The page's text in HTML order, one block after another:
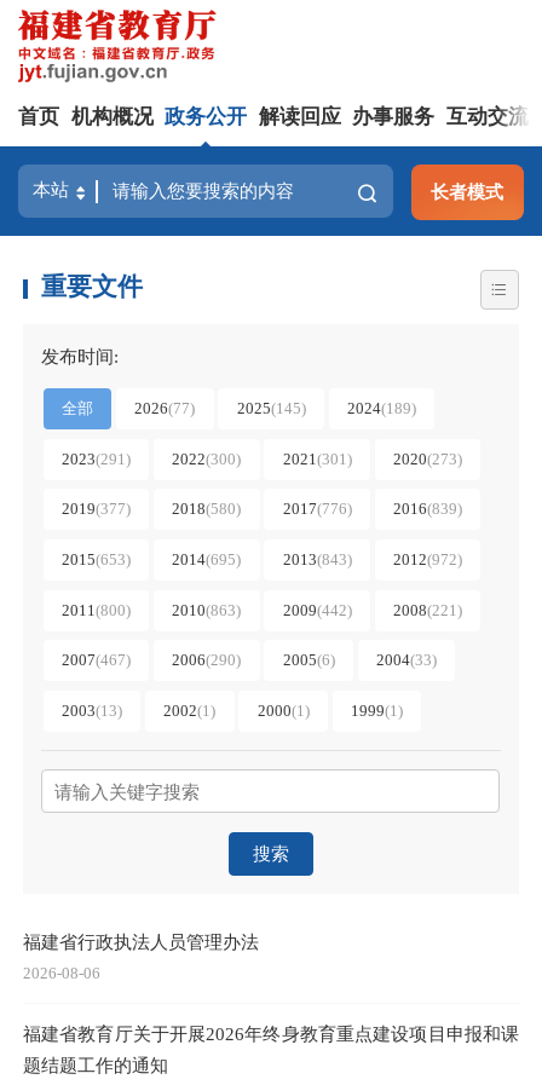
首页 机构概况 政务公开 解读回应 办事服务 互动交流
长者模式
重要文件
发布时间:
全部 2026(77) 2025(145) 2024(189)
2023(291) 2022(300) 2021 (301 ) 2020(273)
2019(377) 2018(580) 2017(776) 2016(839)
2015(653) 2014(695) 2013(843) 2012(972)
2011(800) 2010(863) 2009(442) 2008(221 )
2007(467) 2006(290) 2005(6) 2004(33)
2003(13) 2002(1) 2000(1 ) 1999(1 )
搜索
福建省行政执法人员管理办法
2026-08-06
福建省教育厅关于开展2026年终身教育重点建设项目申报和课
题结题工作的通知